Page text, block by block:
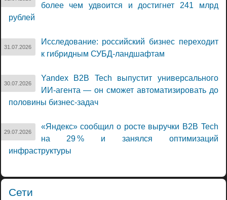
более чем удвоится и достигнет 241 млрд
рублей
31.07.2026
Исследование: российский бизнес переходит
к гибридным СУБД-ландшафтам
30.07.2026
Yandex B2B Tech выпустит универсального
ИИ-агента — он сможет автоматизировать до
половины бизнес-задач
29.07.2026
«Яндекс» сообщил о росте выручки B2B Tech
на 29 % и занялся оптимизаций
инфраструктуры
Сети